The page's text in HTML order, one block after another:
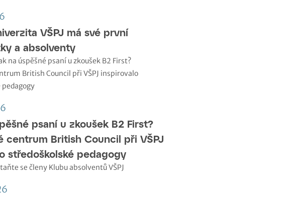
VŠPJ má své první
a absolventy
psaní u zkoušek B2 First?
centrum British Council při VŠPJ
středoškolské pedagogy